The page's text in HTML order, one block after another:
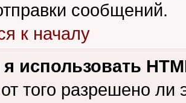
сообщений.
к началу
использовать
того разрешено